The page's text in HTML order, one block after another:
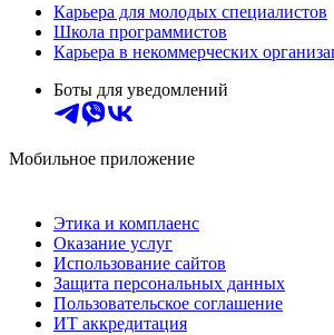
Карьера для молодых специалистов
Школа программистов
Карьера в некоммерческих
Боты для уведомлений
Мобильное приложение
Этика и комплаенс
Оказание услуг
Использование сайтов
Защита персональных данных
Пользовательское соглашение
ИТ аккредитация